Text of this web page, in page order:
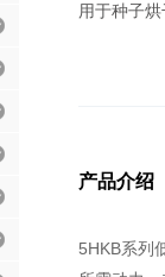
用于种子
产品介绍
5HKB系列